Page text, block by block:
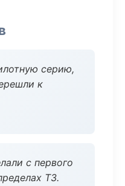
серию,
к
с первого
ТЗ.